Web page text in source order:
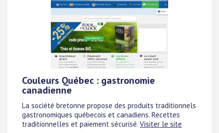
Couleurs Québec : gastronomie
canadienne
La société bretonne propose des produits traditionnels
gastronomiques québecois et canadiens. Recettes
traditionnelles et paiement sécurisé. Visiter le site